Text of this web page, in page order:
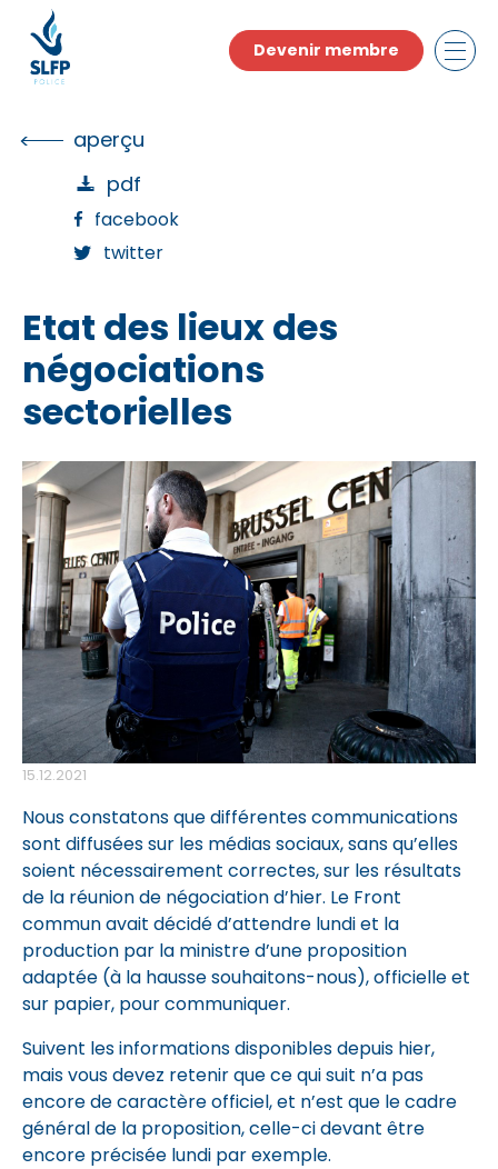
content
Devenir membre
aperçu
pdf
facebook
twitter
Etat des lieux des
négociations
sectorielles
15.12.2021
Nous constatons que différentes communications
sont diffusées sur les médias sociaux, sans qu’elles
soient nécessairement correctes, sur les résultats
de la réunion de négociation d’hier. Le Front
commun avait décidé d’attendre lundi et la
production par la ministre d’une proposition
adaptée (à la hausse souhaitons-nous), officielle et
sur papier, pour communiquer.
Suivent les informations disponibles depuis hier,
mais vous devez retenir que ce qui suit n’a pas
encore de caractère officiel, et n’est que le cadre
général de la proposition, celle-ci devant être
encore précisée lundi par exemple.